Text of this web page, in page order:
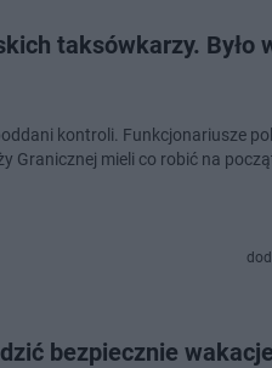
taksówkarzy. Było
kontroli. Funkcjonariusze
Granicznej mieli co robić na
bezpiecznie wakacje